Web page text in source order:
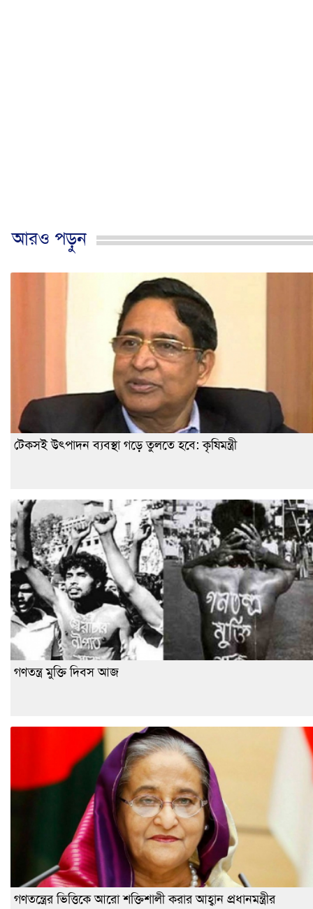
আরও পড়ুন
টেকসই উৎপাদন ব্যবস্থা গড়ে তুলতে হবে: কৃষিমন্ত্রী
গণতন্ত্র মুক্তি দিবস আজ
গণতন্ত্রের ভিত্তিকে আরো শক্তিশালী করার আহ্বান প্রধানমন্ত্রীর